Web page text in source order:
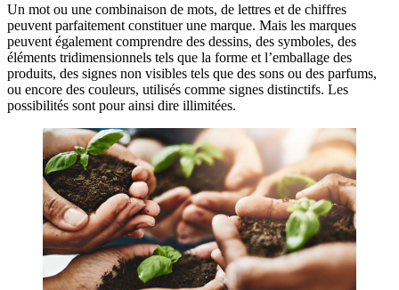
Un mot ou une combinaison de mots, de lettres et de chiffres
peuvent parfaitement constituer une marque. Mais les marques
peuvent également comprendre des dessins, des symboles, des
éléments tridimensionnels tels que la forme et l’emballage des
produits, des signes non visibles tels que des sons ou des parfums,
ou encore des couleurs, utilisés comme signes distinctifs. Les
possibilités sont pour ainsi dire illimitées.